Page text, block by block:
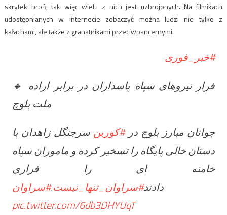
skrytek broń, tak więc wielu z nich jest uzbrojonych. Na filmikach
udostępnianych w internecie zobaczyć można ludzi nie tylko z
kałachami, ale także z granatnikami przeciwpancernymi.
#خبر_فوری
🔹 فرار نیروهای سپاه پاسداران در برابر اراده
ملت بلوچ
جوانان مبارز بلوچ در#کورین سرجنگل زاهدان با
دستان خالی پایگاه را تسخیر کرده و ماموران سپاه
خامنه ای را فراری
دادند#سراوان_تنها_نیست.#سراوان
pic.twitter.com/6db3DHYUqT